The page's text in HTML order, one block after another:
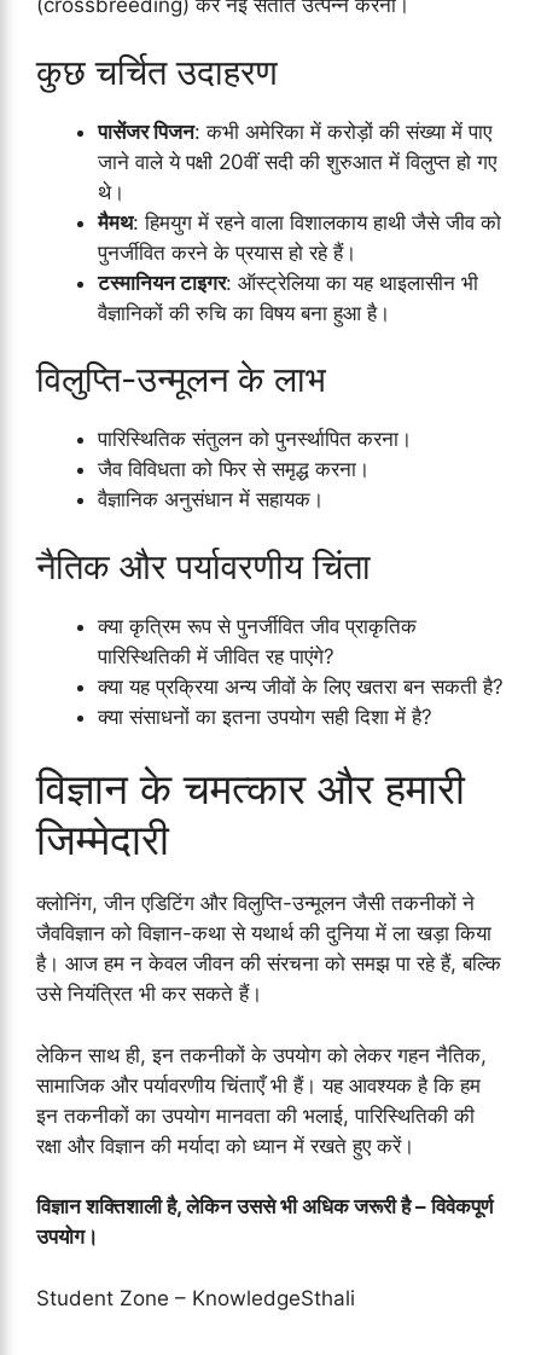
(crossbreeding) कर नई संतति उत्पन्न करना।
कुछ चर्चित उदाहरण
पासेंजर पिजन: कभी अमेरिका में करोड़ों की संख्या में पाए
जाने वाले ये पक्षी 20वीं सदी की शुरुआत में विलुप्त हो गए
थे।
मैमथ: हिमयुग में रहने वाला विशालकाय हाथी जैसे जीव को
पुनर्जीवित करने के प्रयास हो रहे हैं।
टस्मानियन टाइगर: ऑस्ट्रेलिया का यह थाइलासीन भी
वैज्ञानिकों की रुचि का विषय बना हुआ है।
विलुप्ति-उन्मूलन के लाभ
पारिस्थितिक संतुलन को पुनर्स्थापित करना।
जैव विविधता को फिर से समृद्ध करना।
वैज्ञानिक अनुसंधान में सहायक।
नैतिक और पर्यावरणीय चिंता
क्या कृत्रिम रूप से पुनर्जीवित जीव प्राकृतिक
पारिस्थितिकी में जीवित रह पाएंगे?
क्या यह प्रक्रिया अन्य जीवों के लिए खतरा बन सकती है?
क्या संसाधनों का इतना उपयोग सही दिशा में है?
विज्ञान के चमत्कार और हमारी
जिम्मेदारी
क्लोनिंग, जीन एडिटिंग और विलुप्ति-उन्मूलन जैसी तकनीकों ने
जैवविज्ञान को विज्ञान-कथा से यथार्थ की दुनिया में ला खड़ा किया
है। आज हम न केवल जीवन की संरचना को समझ पा रहे हैं, बल्कि
उसे नियंत्रित भी कर सकते हैं।
लेकिन साथ ही, इन तकनीकों के उपयोग को लेकर गहन नैतिक,
सामाजिक और पर्यावरणीय चिंताएँ भी हैं। यह आवश्यक है कि हम
इन तकनीकों का उपयोग मानवता की भलाई, पारिस्थितिकी की
रक्षा और विज्ञान की मर्यादा को ध्यान में रखते हुए करें।
विज्ञान शक्तिशाली है, लेकिन उससे भी अधिक जरूरी है – विवेकपूर्ण
उपयोग।
Student Zone – KnowledgeSthali